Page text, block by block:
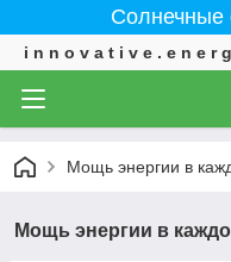
Солнечные
i n n o v a t i v e . e n e r
Мощь энергии в
Мощь энергии в